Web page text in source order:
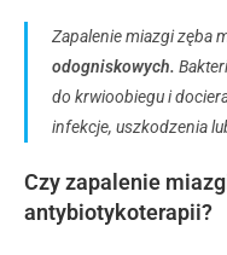
Zapalenie miazgi zęba
odogniskowych.
do krwioobiegu i
infekcje, uszkodzenia
Czy zapalenie
antybiotykoterapii?